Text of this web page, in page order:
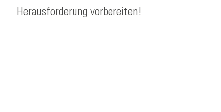
Herausforderung vorbereiten!